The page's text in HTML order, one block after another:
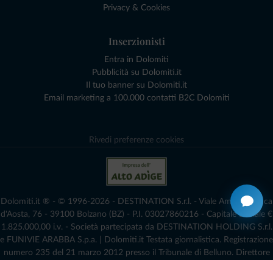
Privacy & Cookies
Inserzionisti
Entra in Dolomiti
Pubblicità su Dolomiti.it
Il tuo banner su Dolomiti.it
Email marketing a 100.000 contatti B2C Dolomiti
Rivedi preferenze cookies
Dolomiti.it ® - © 1996-2026 - DESTINATION S.r.l. - Viale Amedeo Duca
d'Aosta, 76 - 39100 Bolzano (BZ) - P.I. 03027860216 - Capitale Sociale €
1.825.000,00 i.v. - Società partecipata da DESTINATION HOLDING S.r.l.
e FUNIVIE ARABBA S.p.a. | Dolomiti.it Testata giornalistica. Registrazione
numero 235 del 21 marzo 2012 presso il Tribunale di Belluno.­ Direttore